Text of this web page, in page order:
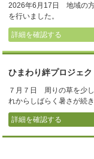
2026年6月17日 地域の
を行いました。
詳細を確認する
ひまわり絆プロジェク
７月７日 周りの草を少
れからしばらく暑さが続
詳細を確認する